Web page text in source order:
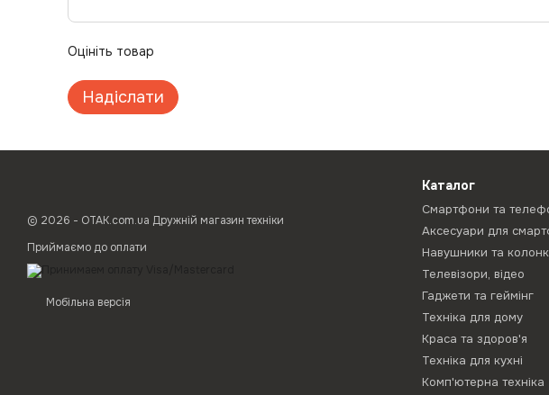
Оцініть товар
Надіслати
© 2026 - ОТАК.com.ua Дружній магазин техніки
Приймаємо до оплати
Мобільна версія
Каталог
Смартфони та
Аксесуари для
Навушники та
Телевізори, відео
Гаджети та геймінг
Техніка для дому
Краса та здоров'я
Техніка для кухні
Комп'ютерна техніка